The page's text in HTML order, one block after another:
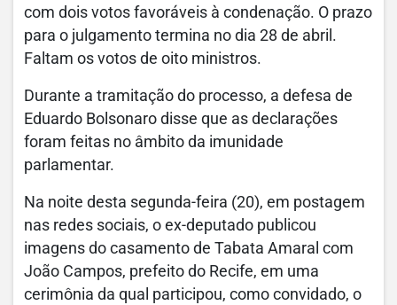
com dois votos favoráveis à condenação. O prazo
para o julgamento termina no dia 28 de abril.
Faltam os votos de oito ministros.
Durante a tramitação do processo, a defesa de
Eduardo Bolsonaro disse que as declarações
foram feitas no âmbito da imunidade
parlamentar.
Na noite desta segunda-feira (20), em postagem
nas redes sociais, o ex-deputado publicou
imagens do casamento de Tabata Amaral com
João Campos, prefeito do Recife, em uma
cerimônia da qual participou, como convidado, o